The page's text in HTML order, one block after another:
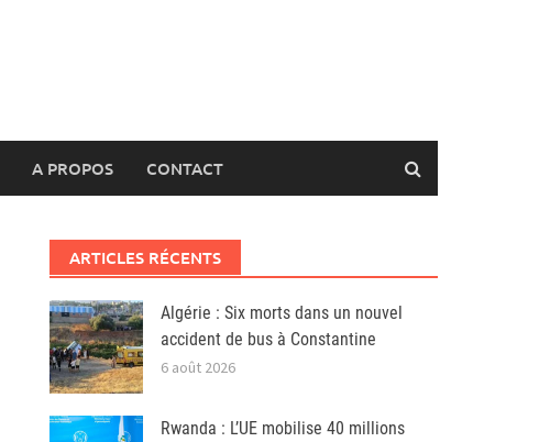
A PROPOS CONTACT
ARTICLES RÉCENTS
Algérie : Six morts dans un nouvel
accident de bus à Constantine
6 août 2026
Rwanda : L’UE mobilise 40 millions